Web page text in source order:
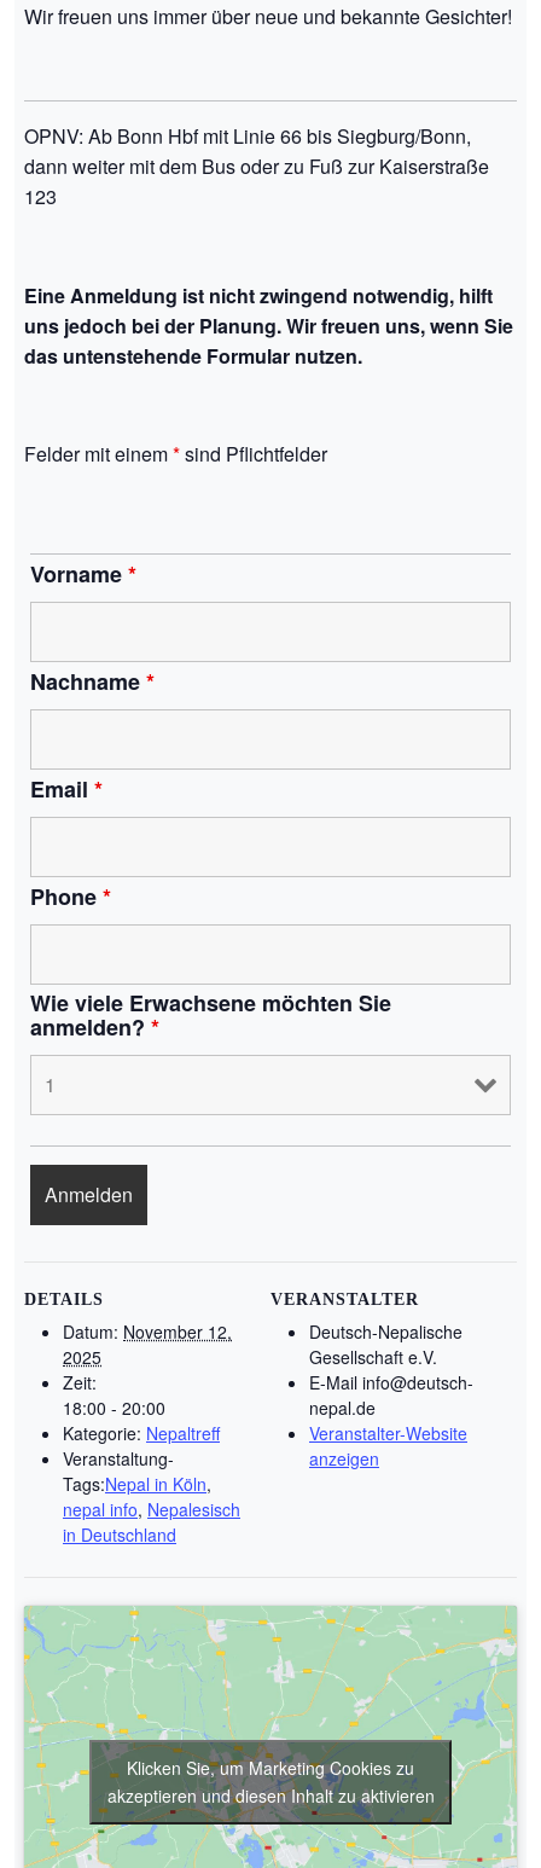
Wir freuen uns immer über neue und bekannte Gesichter!
OPNV: Ab Bonn Hbf mit Linie 66 bis Siegburg/Bonn,
dann weiter mit dem Bus oder zu Fuß zur Kaiserstraße
123
Eine Anmeldung ist nicht zwingend notwendig, hilft
uns jedoch bei der Planung. Wir freuen uns, wenn Sie
das untenstehende Formular nutzen.
Felder mit einem*sind Pflichtfelder
Vorname*
Nachname*
Email *
Phone*
Wie viele Erwachsene möchten Sie
anmelden? *
DETAILS
Datum: November 12,
2025
Zeit:
18:00 - 20:00
Kategorie: Nepaltreff
Veranstaltung-
Tags:Nepal in Köln,
nepal info, Nepalesisch
in Deutschland
VERANSTALTER
Deutsch-Nepalische
Gesellschaft e.V.
E-Mail info@deutsch-
nepal.de
Veranstalter-Website
anzeigen
Klicken Sie, um Marketing Cookies zu
akzeptieren und diesen Inhalt zu aktivieren